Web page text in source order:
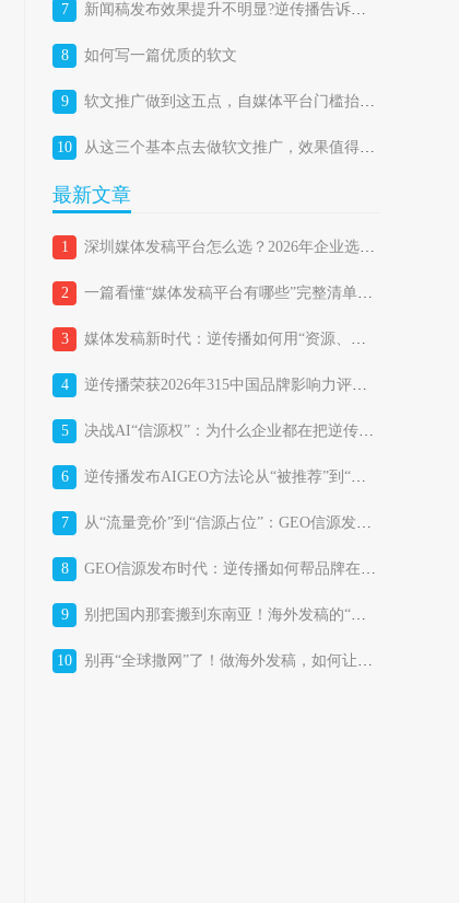
7 新闻稿发布效果提升不明显?逆传播告诉你答案
8 如何写一篇优质的软文
9 软文推广做到这五点，自媒体平台门槛抬高成机遇
10 从这三个基本点去做软文推广，效果值得期待。
最新文章
1 深圳媒体发稿平台怎么选？2026年企业选择媒体发稿平台的避坑指南
2 一篇看懂“媒体发稿平台有哪些”完整清单，企业如何精准匹配？
3 媒体发稿新时代：逆传播如何用“资源、策略、技术三位一体”重新定义品牌传播？
4 逆传播荣获2026年315中国品牌影响力评价“品牌传播行业消费者满意品牌”
5 决战AI“信源权”：为什么企业都在把逆传播GEO信源发布平台当作“战略基础设施”？
6 逆传播发布AIGEO方法论从“被推荐”到“被选择”的AI时代品牌增长体系
7 从“流量竞价”到“信源占位”：GEO信源发布平台正在改写消费品牌的获客成本结构
8 GEO信源发布时代：逆传播如何帮品牌在AI答案里“占位”？
9 别把国内那套搬到东南亚！海外发稿的“本土化暗战”，比你想的更残酷
10 别再“全球撒网”了！做海外发稿，如何让东南亚市场真正“听见”你的品牌？